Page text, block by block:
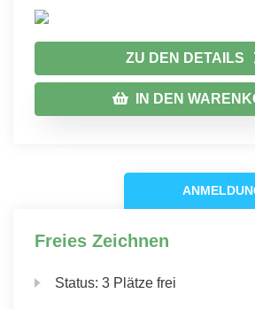
ZU DEN DETAILS
IN DEN
Freies Zeichnen
Status:3 Plätze frei